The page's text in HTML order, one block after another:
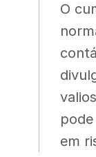
O
em